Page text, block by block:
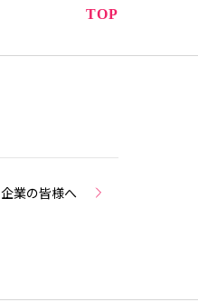
このページの
TOP
企業の皆様へ